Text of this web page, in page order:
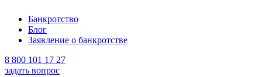
Банкротство
Блог
Заявление о банкротстве
8 800 101 17 27
задать вопрос